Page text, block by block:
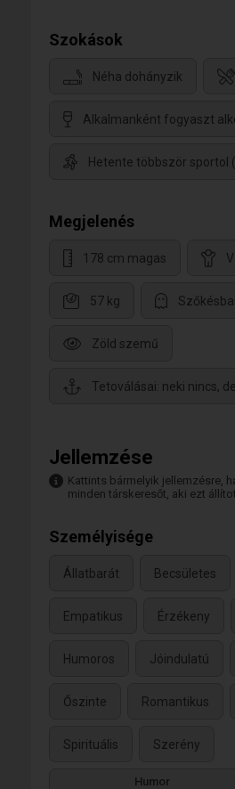
Szokások
Néha dohányzik
Alkalmanként fogyaszt
Hetente többször sportol
Megjelenés
178 cm magas
57 kg
Zöld szemű
Tetoválásai: neki nincs,
Jellemzése
Kattints bármelyik jellemzésre,
minden társkeresőt, aki ezt
Személyisége
Állatbarát Becsületes
Empatikus Érzékeny
Humoros Jóindulatú
Őszinte Romantikus
Spirituális Szerény
Humor